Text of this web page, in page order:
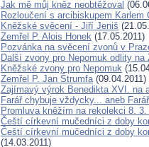
Jak mě můj kněz neobtěžoval
Rozloučení s arcibiskupem
Kněžské svěcení - Jiří Jeniš
Zemřel P. Alois Honek (17.05.2011)
Pozvánka na svěcení zvonů v
Další zvony pro Nepomuk odlity na
Kněžské zvony pro Nepomuk
Zemřel P. Jan Štrumfa(09.04.2011)
Zajímavý výrok Benedikta XVI. na
Farář chybuje vždycky... aneb
Promluva kněžím na rekolekci 8. 3.
Čeští církevní mučedníci z doby
Čeští církevní mučedníci z doby
(14.03.2011)